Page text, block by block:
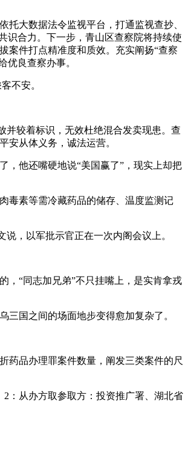
大数据法令监视平台，打通监视查抄、
识合力。下一步，青山区查察院将持续使
案件打点精准度和质效。充实阐扬“查察
优良查察办事。
不安。
较着标识，无效杜绝混合发卖现患。查
安从体义务，诚法运营。
他还嘴硬地说“美国赢了”，现实上却把
毒素等需冷藏药品的储存、温度监测记
，以军批示官正在一次内阁会议上。
“同志加兄弟”不只挂嘴上，是实肯拿戎
国之间的场面地步变得愈加复杂了。
品办理罪案件数量，阐发三类案件的尺
：从办方取参取方：投资推广署、湖北省